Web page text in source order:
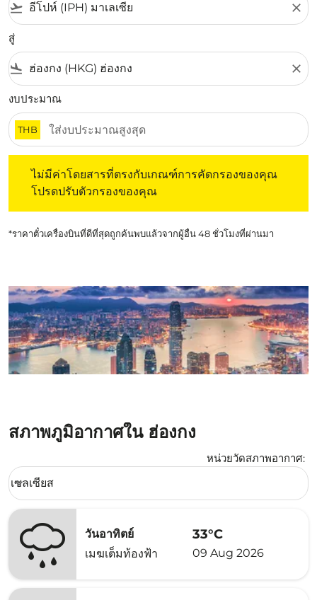
flight_takeoff close
สู่
flight_land close
งบประมาณ
THB
ไม่มีค่าโดยสารที่ตรงกับเกณฑ์การคัดกรองของคุณ
โปรดปรับตัวกรองของคุณ
*ราคาตั๋วเครื่องบินที่ดีที่สุดถูกค้นพบแล้วจากผู้อื่น 48 ชั่วโมงที่ผ่านมา
สภาพภูมิอากาศใน ฮ่องกง
หน่วยวัดสภาพอากาศ:
Weather unit option เซลเซียส Selected
เซลเซียส
keyboard_arrow_down
วันอาทิตย์
เมฆเต็มท้องฟ้า
33°C
09 Aug 2026